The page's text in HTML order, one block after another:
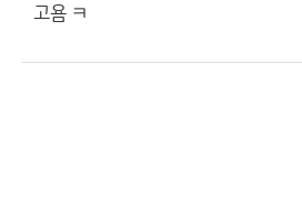
고욤 ㅋ